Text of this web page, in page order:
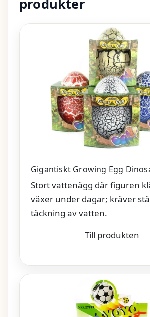
produkter
Gigantiskt Growing Egg
Stort vattenägg där figuren
växer under dagar; kräver
täckning av vatten.
Till produkten